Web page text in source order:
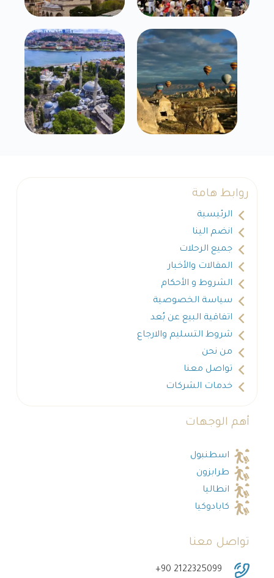
روابط هامة
الرئيسية
انضم الينا
جميع الرحلات
المقالات والأخبار
الشروط و الأحكام
سياسة الخصوصية
اتفاقية البيع عن بُعد
شروط التسليم والارجاع
من نحن
تواصل معنا
خدمات الشركات
أهم الوجهات
اسطنبول
طرابزون
انطاليا
كابادوكيا
تواصل معنا
‎+90 2122325099